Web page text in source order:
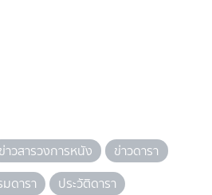
ข่าวสารวงการหนัง
ข่าวดารา
ดารา
ประวัติดารา